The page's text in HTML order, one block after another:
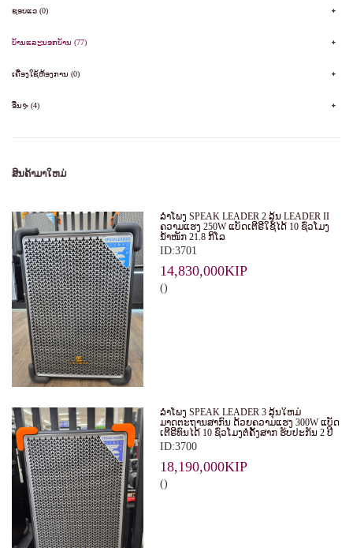
ຊອບແວ (0)
ບ້ານແລະນອກບ້ານ (77)
ເຄື່ອງໃຊ້ຫ້ອງການ (0)
ອື່ນຯ (4)
ສິນຄ້າມາໃຫມ່
ລໍາໂພງ SPEAK LEADER 2 ລຸ້ນ LEADER II
ຄວາມແຮງ 250W ແບັດເຕີຣີໃຊ້ໄດ້ 10 ຊົ່ວໂມງ
ນໍ້າໜັກ 21.8 ກິໂລ
ID:3701
14,830,000KIP
()
ລໍາໂພງ SPEAK LEADER 3 ລຸ້ນໃຫມ່
ມາດຕະຖານສາກົນ ດ້ວຍຄວາມແຮງ 300W ແບັດ
ເຕີຣີທົນໄດ້ 10 ຊົ່ວໂມງຕໍ່ຄັ້ງສາກ ຮັບປະກັນ 2 ປີ
ID:3700
18,190,000KIP
()